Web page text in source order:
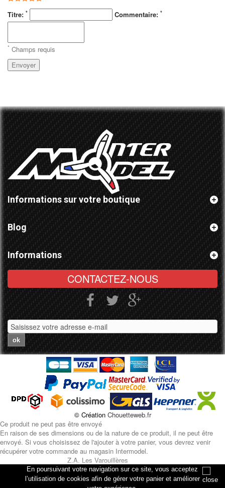
En poursuivant votre navigation sur ce site, vous acceptez
l’utilisation de cookies afin de gérer votre panier et améliorer
Titre: * Commentaire: *
* Champs requis
Envoyer
Informations sur votre boutique
Blog
Informations
CONTACTEZ-NOUS
ok
© Création Chouetteweb.fr
Ce produit ne peut pas être envoyé
En raison de ses dimensions ou de la nature de ce produit, il ne peut être
envoyé. Si vous choisissez de l'ajouter à votre panier, vous devrez venir
récupérer votre commande au magasin Intermodel.
Z.A. Les Varouillères
rue des artisans
76330 Petiville